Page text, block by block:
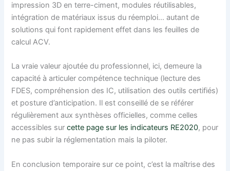
impression 3D en terre-ciment, modules réutilisables,
intégration de matériaux issus du réemploi… autant de
solutions qui font rapidement effet dans les feuilles de
calcul ACV.
La vraie valeur ajoutée du professionnel, ici, demeure la
capacité à articuler compétence technique (lecture des
FDES, compréhension des IC, utilisation des outils certifiés)
et posture d’anticipation. Il est conseillé de se référer
régulièrement aux synthèses officielles, comme celles
accessibles surcette page sur les indicateurs RE2020, pour
ne pas subir la réglementation mais la piloter.
En conclusion temporaire sur ce point, c’est la maîtrise des